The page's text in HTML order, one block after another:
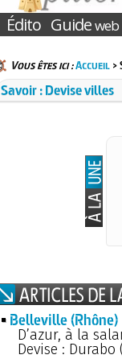
Édito Guideweb
Vous êtes ici :Accueil>
Savoir : Devise villes
Belleville (Rhône)
D’azur, à la
Devise : Durabo